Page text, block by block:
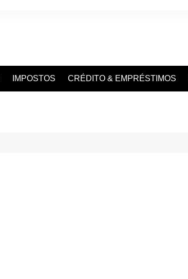
IMPOSTOS CRÉDITO & EMPRÉSTIMOS